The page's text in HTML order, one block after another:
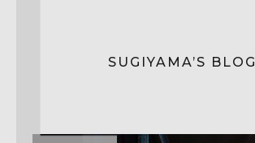
SUGIYAMA’S BLOG